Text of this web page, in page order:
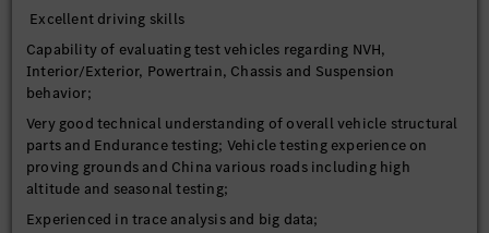
Excellent driving skills
Capability of evaluating test vehicles regarding NVH,
Interior/Exterior, Powertrain, Chassis and Suspension
behavior;
Very good technical understanding of overall vehicle structural
parts and Endurance testing; Vehicle testing experience on
proving grounds and China various roads including high
altitude and seasonal testing;
Experienced in trace analysis and big data;